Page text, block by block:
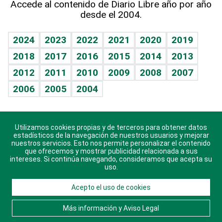
Vida y familia
Eñe
Celebrando la vida
Sin complejos
En pocas palabras
Escuchando al corazón
Economía Personal
TBT Deportivo
Guía del dinero
Horóscopos
Crucigramas
Accede al contenido de Diario Libre año por año
desde el 2004.
2024 2023 2022 2021 2020
2019
2018
2017 2016 2015 2014
2013
2012
2011 2010 2009 2008
2007
2006
2005 2004
Descarga nuestras aplicaciones para Android, iOS y
sistema Huawei.
© 2021 Diario Libre, todos los derechos reservados.
Consulta elAviso Legal. Ponte en Contacto
nosotros y conoce más sobre Diario Libre
Utilizamos cookies propias y de terceros para obtener datos
estadísticos de la navegación de nuestros usuarios y mejorar
nuestros servicios. Esto nos permite personalizar el contenido
que ofrecemos y mostrar publicidad relacionada a sus
intereses. Si continúa navegando, consideramos que acepta su
uso.
Acepto el uso de cookies
Más información y Aviso Legal